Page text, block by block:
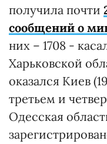
получила почти
сообщений о
них – 1708 -
Харьковской
оказался Киев
третьем и
Одесская